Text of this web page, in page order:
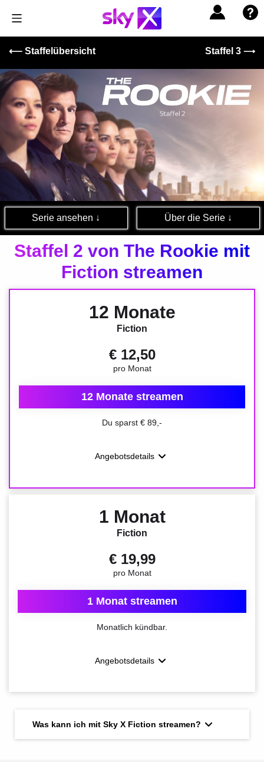
⟵ Staffelübersicht Staffel 3 ⟶
Serie ansehen ↓ Über die Serie ↓
Staffel 2 von The Rookie mit
Fiction streamen
12 Monate
Fiction
€ 12,50
pro Monat
12 Monate streamen
Du sparst € 89,-
Angebotsdetails
1 Monat
Fiction
€ 19,99
pro Monat
1 Monat streamen
Monatlich kündbar.
Angebotsdetails
Was kann ich mit Sky X Fiction streamen?